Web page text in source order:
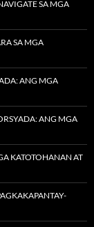
SA MGA
SA MGA
ANG MGA
ANG MGA
KATOTOHANAN AT